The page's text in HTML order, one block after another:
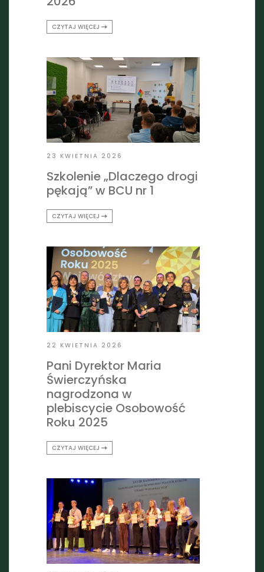
CZYTAJ WIĘCEJ
23 KWIETNIA 2026
Szkolenie „Dlaczego drogi
pękają” w BCU nr 1
CZYTAJ WIĘCEJ
22 KWIETNIA 2026
Pani Dyrektor Maria
Świerczyńska
nagrodzona w
plebiscycie Osobowość
Roku 2025
CZYTAJ WIĘCEJ